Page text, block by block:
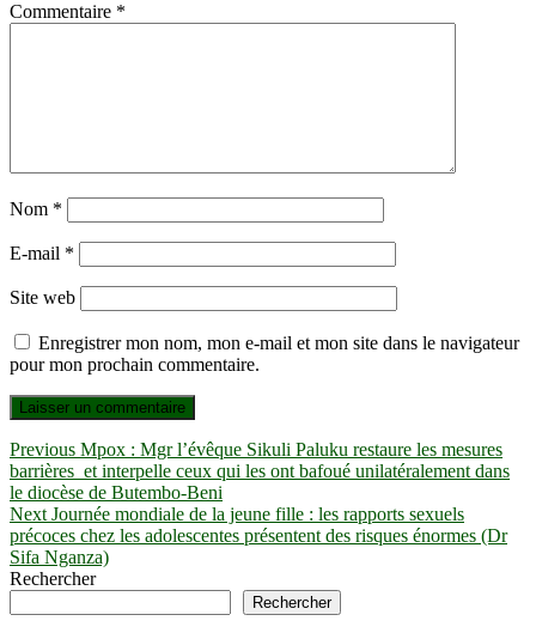
Commentaire *
Nom *
E-mail *
Site web
Enregistrer mon nom, mon e-mail et mon site dans le navigateur
pour mon prochain commentaire.
Navigation
de
l’article
Previous Previous
post:
Mpox : Mgr l’évêque Sikuli Paluku restaure les mesures
barrières et interpelle ceux qui les ont bafoué unilatéralement dans
le diocèse de Butembo-Beni
Next Next
post:
Journée mondiale de la jeune fille : les rapports sexuels
précoces chez les adolescentes présentent des risques énormes (Dr
Sifa Nganza)
Rechercher
Rechercher